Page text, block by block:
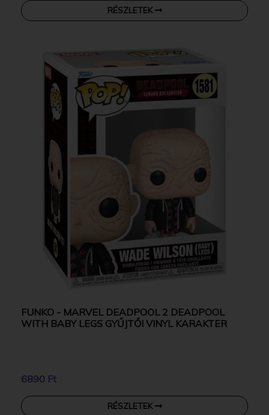
RÉSZLETEK
FUNKO - MARVEL DEADPOOL 2 DEADPOOL
WITH BABY LEGS GYŰJTŐI VINYL KARAKTER
6890 Ft
RÉSZLETEK